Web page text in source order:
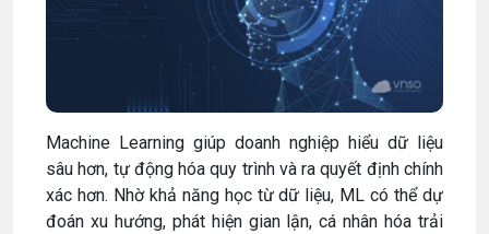
Machine Learning giúp doanh nghiệp hiểu dữ liệu
sâu hơn, tự động hóa quy trình và ra quyết định chính
xác hơn. Nhờ khả năng học từ dữ liệu, ML có thể dự
đoán xu hướng, phát hiện gian lận, cá nhân hóa trải